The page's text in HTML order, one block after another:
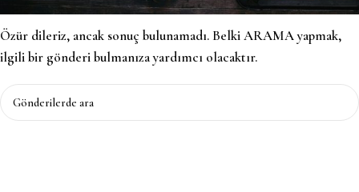
Özür dileriz, ancak sonuç bulunamadı. Belki ARAMA yapmak,
ilgili bir gönderi bulmanıza yardımcı olacaktır.